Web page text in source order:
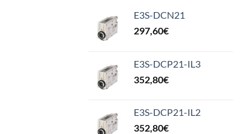
E3S-DCN21
297,60€
E3S-DCP21-IL3
352,80€
E3S-DCP21-IL2
352,80€